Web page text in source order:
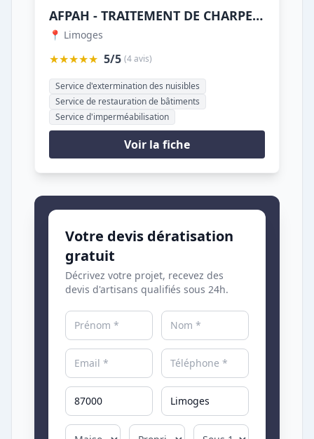
AFPAH - TRAITEMENT DE CHARPENTE TERMITE CAPRICORNE MERULE DEMOUSSAGE HUMIDITE
📍 Limoges
★★★★★ 5/5 (4 avis)
Service d'extermination des nuisibles
Service de restauration de bâtiments
Service d'imperméabilisation
Voir la fiche
Votre devis dératisation
gratuit
Décrivez votre projet, recevez des
devis d'artisans qualifiés sous 24h.